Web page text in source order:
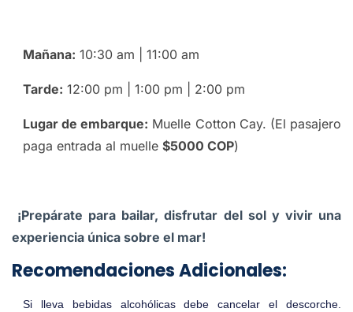
Mañana: 10:30 am | 11:00 am
Tarde: 12:00 pm | 1:00 pm | 2:00 pm
Lugar de embarque: Muelle Cotton Cay. (El pasajero
paga entrada al muelle $5000 COP)
¡Prepárate para bailar, disfrutar del sol y vivir una
experiencia única sobre el mar!
Recomendaciones Adicionales:
Si lleva bebidas alcohólicas debe cancelar el descorche.